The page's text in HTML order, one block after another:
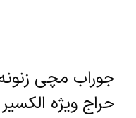
جوراب مچی
حراج ویژه الکسیر